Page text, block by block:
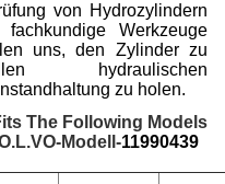
von Hydrozylindern
Werkzeuge
uns, den Zylinder zu
hydraulischen
zu holen.
The Following Models
Modell-11990439